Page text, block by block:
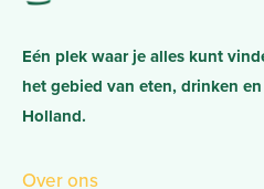
Eén plek waar je alles kunt
het gebied van eten, drinken
Holland.
Over ons